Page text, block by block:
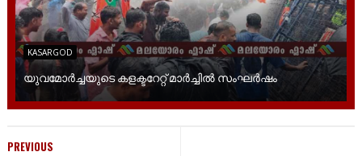
KASARGOD
യുവമോര്‍ച്ചയുടെ കളക്ടറേറ്റ് മാര്‍ച്ചില്‍ സംഘര്‍ഷം
PREVIOUS